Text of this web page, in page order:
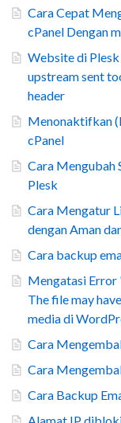
Cara Cepat
cPanel Dengan
Website di
upstream sent
header
Menonaktifkan
cPanel
Cara Mengubah
Plesk
Cara Mengatur
dengan Aman
Cara backup
Mengatasi Error
The file may
media di
Cara
Cara
Cara Backup